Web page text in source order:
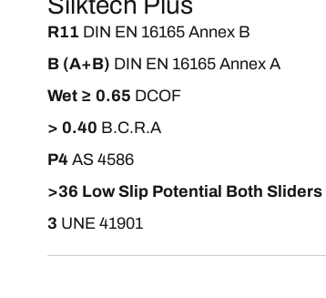
R11 DIN EN 16165 Annex B
B (A+B) DIN EN 16165 Annex A
Wet ≥ 0.65 DCOF
> 0.40 B.C.R.A
P4 AS 4586
>36 Low Slip Potential Both Sliders
3 UNE 41901